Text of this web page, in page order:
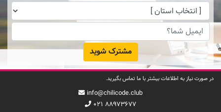
مشترک شوید
در صورت نیاز به اطلاعات بیشتر با ما تماس بگیرید.
info@chilicode.club
۰۲۱ ۸۸۹۷۳۶۷۷